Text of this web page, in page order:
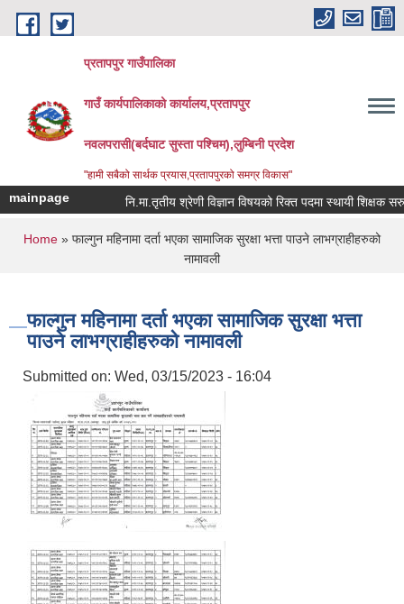
Skip to main content
प्रतापपुर गाउँपालिका
गाउँ कार्यपालिकाको कार्यालय,प्रतापपुर
नवलपरासी(बर्दघाट सुस्ता पश्चिम),लुम्बिनी प्रदेश
"हामी सबैको सार्थक प्रयास,प्रतापपुरको समग्र विकास"
mainpage नि.मा.तृतीय श्रेणी विज्ञान विषयको रिक्त पदमा स्थायी शिक्षक सरुवा
You are here
Home » फाल्गुन महिनामा दर्ता भएका सामाजिक सुरक्षा भत्ता पाउने लाभग्राहीहरुको
नामावली
फाल्गुन महिनामा दर्ता भएका सामाजिक सुरक्षा भत्ता
पाउने लाभग्राहीहरुको नामावली
Submitted on: Wed, 03/15/2023 - 16:04